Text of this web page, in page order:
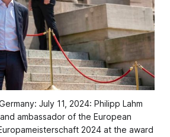
July 11, 2024: Philipp Lahm
ambassador of the European
2024 at the award